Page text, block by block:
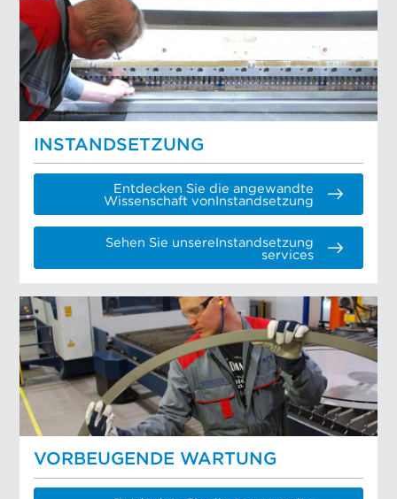
INSTANDSETZUNG
Entdecken Sie die angewandte
Wissenschaft vonInstandsetzung
Sehen Sie unsereInstandsetzung
services
VORBEUGENDE WARTUNG